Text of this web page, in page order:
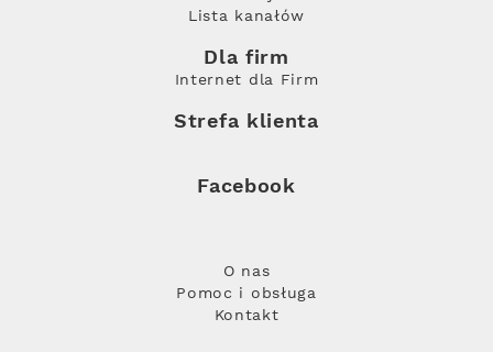
Lista kanałów
Dla firm
Internet dla Firm
Strefa klienta
Facebook
O nas
Pomoc i obsługa
Kontakt